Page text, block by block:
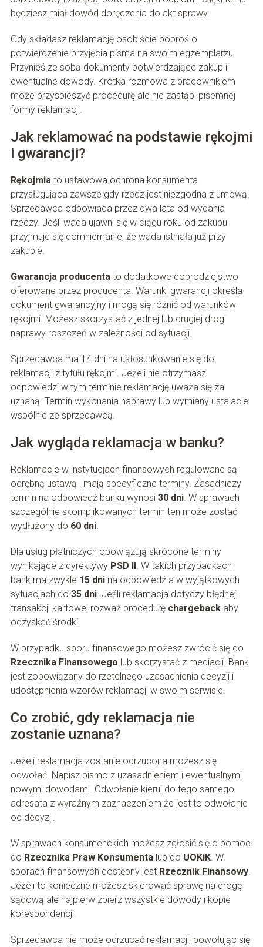
będziesz miał dowód doręczenia do akt sprawy.
Gdy składasz reklamację osobiście poproś o
potwierdzenie przyjęcia pisma na swoim egzemplarzu.
Przynieś ze sobą dokumenty potwierdzające zakup i
ewentualne dowody. Krótka rozmowa z pracownikiem
może przyspieszyć procedurę ale nie zastąpi pisemnej
formy reklamacji.
Jak reklamować na podstawie rękojmi
i gwarancji?
Rękojmiato ustawowa ochrona konsumenta
przysługująca zawsze gdy rzecz jest niezgodna z umową.
Sprzedawca odpowiada przez dwa lata od wydania
rzeczy. Jeśli wada ujawni się w ciągu roku od zakupu
przyjmuje się domniemanie, że wada istniała już przy
zakupie.
Gwarancja producentato dodatkowe dobrodziejstwo
oferowane przez producenta. Warunki gwarancji określa
dokument gwarancyjny i mogą się różnić od warunków
rękojmi. Możesz skorzystać z jednej lub drugiej drogi
naprawy roszczeń w zależności od sytuacji.
Sprzedawca ma 14 dni na ustosunkowanie się do
reklamacji z tytułu rękojmi. Jeżeli nie otrzymasz
odpowiedzi w tym terminie reklamację uważa się za
uznaną. Termin wykonania naprawy lub wymiany ustalacie
wspólnie ze sprzedawcą.
Jak wygląda reklamacja w banku?
Reklamacje w instytucjach finansowych regulowane są
odrębną ustawą i mają specyficzne terminy. Zasadniczy
termin na odpowiedź banku wynosi 30 dni. W sprawach
szczególnie skomplikowanych termin ten może zostać
wydłużony do 60 dni.
Dla usług płatniczych obowiązują skrócone terminy
wynikające z dyrektywy PSD II. W takich przypadkach
bank ma zwykle 15 dnina odpowiedź a w wyjątkowych
sytuacjach do 35 dni. Jeśli reklamacja dotyczy błędnej
transakcji kartowej rozważ procedurę chargebackaby
odzyskać środki.
W przypadku sporu finansowego możesz zwrócić się do
Rzecznika Finansowego lub skorzystać z mediacji. Bank
jest zobowiązany do rzetelnego uzasadnienia decyzji i
udostępnienia wzorów reklamacji w swoim serwisie.
Co zrobić, gdy reklamacja nie
zostanie uznana?
Jeżeli reklamacja zostanie odrzucona możesz się
odwołać. Napisz pismo z uzasadnieniem i ewentualnymi
nowymi dowodami. Odwołanie kieruj do tego samego
adresata z wyraźnym zaznaczeniem że jest to odwołanie
od decyzji.
W sprawach konsumenckich możesz zgłosić się o pomoc
do Rzecznika Praw Konsumentalub do UOKiK. W
sporach finansowych dostępny jest Rzecznik Finansowy.
Jeżeli to konieczne możesz skierować sprawę na drogę
sądową ale najpierw zbierz wszystkie dowody i kopie
korespondencji.
Sprzedawca nie może odrzucać reklamacji, powołując się